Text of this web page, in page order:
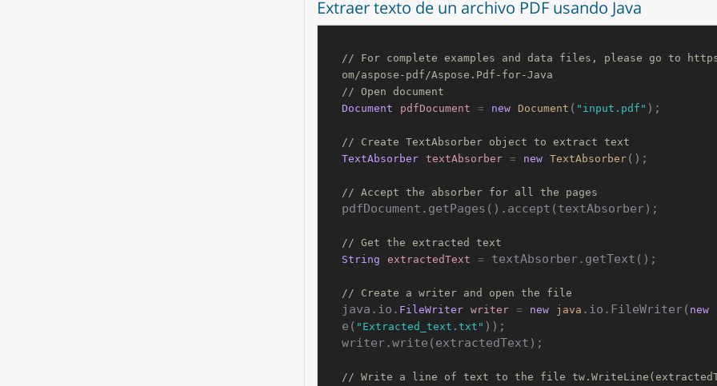
Extraer texto de un archivo PDF usando Java
// For complete examples and data files, please go to
om/aspose-pdf/Aspose.Pdf-for-Java
// Open document
Document
pdfDocument = new Document ( "input.pdf" );
// Create TextAbsorber object to extract text
TextAbsorber
textAbsorber = new TextAbsorber();
// Accept the absorber for all the pages
pdfDocument.getPages().accept(textAbsorber);
// Get the extracted text
String
extractedText = textAbsorber.getText();
// Create a writer and open the file
java.io. FileWriter writer = new java .io.FileWriter( new
e( "Extracted_text.txt" ));
writer.write(extractedText);
// Write a line of text to the file